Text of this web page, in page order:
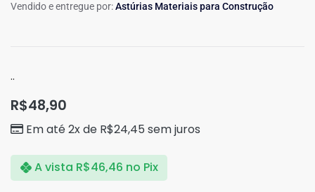
Vendido e entregue por:Astúrias Materiais para Construção
..
R$48,90
Em até 2x de R$24,45 sem juros
A vista R$46,46 no Pix